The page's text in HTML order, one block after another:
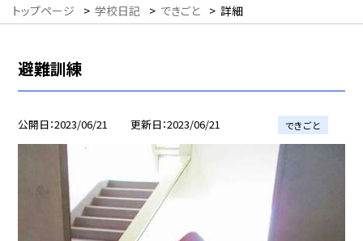
トップページ > 学校日記 > できごと > 詳細
避難訓練
公開日 2023/06/21 更新日 2023/06/21 できごと